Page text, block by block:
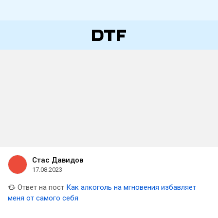
Стас Давидов
17.08.2023
Ответ на пост Как алкоголь на мгновения избавляет
меня от самого себя